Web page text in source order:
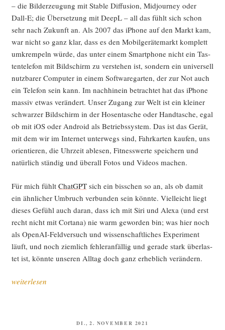
– die Bil­der­zeu­gung mit Sta­ble Dif­fu­si­on, Mid­jour­ney oder
Dall‑E; die Über­set­zung mit DeepL – all das fühlt sich schon
sehr nach Zukunft an. Als 2007 das iPho­ne auf den Markt kam,
war nicht so ganz klar, dass es den Mobil­ge­rä­te­markt kom­plett
umkrem­peln wür­de, das unter einem Smart­phone nicht ein Tas­
ten­te­le­fon mit Bild­schirm zu ver­ste­hen ist, son­dern ein uni­ver­sell
nutz­ba­rer Com­pu­ter in einem Soft­ware­gar­ten, der zur Not auch
ein Tele­fon sein kann. Im nach­hin­ein betrach­tet hat das iPho­ne
mas­siv etwas ver­än­dert. Unser Zugang zur Welt ist ein klei­ner
schwar­zer Bild­schirm in der Hosen­ta­sche oder Hand­ta­sche, egal
ob mit iOS oder Android als Betriebs­sys­tem. Das ist das Gerät,
mit dem wir im Inter­net unter­wegs sind, Fahr­kar­ten kau­fen, uns
ori­en­tie­ren, die Uhr­zeit able­sen, Fit­ness­wer­te spei­chern und
natür­lich stän­dig und über­all Fotos und Vide­os machen.
Für mich fühlt ChatGPTsich ein biss­chen so an, als ob damit
ein ähn­li­cher Umbruch ver­bun­den sein könn­te. Viel­leicht liegt
die­ses Gefühl auch dar­an, dass ich mit Siri und Ale­xa (und erst
recht nicht mit Cort­a­na) nie warm gewor­den bin; was hier noch
als Ope­nAI-Feld­ver­such und wis­sen­schaft­li­ches Expe­ri­ment
läuft, und noch ziem­lich feh­ler­an­fäl­lig und gera­de stark über­las­
tet ist, könn­te unse­ren All­tag doch ganz erheb­lich verändern.
„Traum­
weiterlesen
VERÖFFENTLICHT
DI., 2. NOVEMBER 2021